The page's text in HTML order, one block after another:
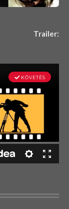
Trailer: